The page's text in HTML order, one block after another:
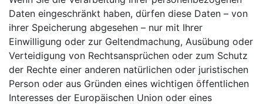
Daten eingeschränkt haben, dürfen diese Daten – von
ihrer Speicherung abgesehen – nur mit Ihrer
Einwilligung oder zur Geltendmachung, Ausübung oder
Verteidigung von Rechtsansprüchen oder zum Schutz
der Rechte einer anderen natürlichen oder juristischen
Person oder aus Gründen eines wichtigen öffentlichen
Interesses der Europäischen Union oder eines